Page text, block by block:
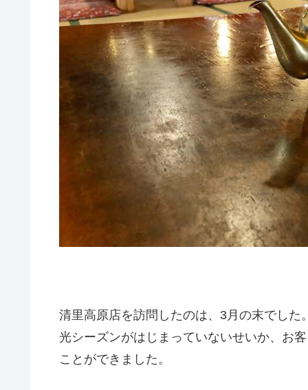
清里高原店を訪問したのは、3月の末でし
光シーズンがはじまっていないせいか、お
ことができました。